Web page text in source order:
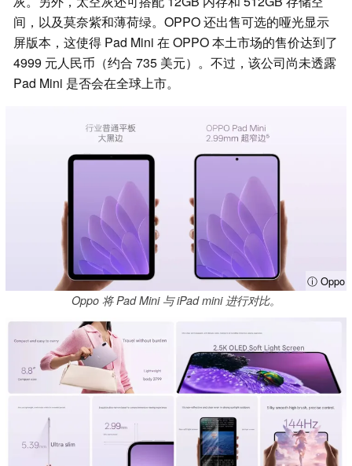
间，以及莫奈紫和薄荷绿。OPPO 还出售可选的哑光显示
屏版本，这使得 Pad Mini 在 OPPO 本土市场的售价达到了
4999 元人民币（约合 735 美元）。不过，该公司尚未透露
Pad Mini 是否会在全球上市。
ⓘ Oppo
Oppo 将 Pad Mini 与 iPad mini 进行对比。